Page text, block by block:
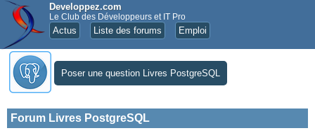
Developpez.com
Le Club des Développeurs et IT Pro
Actus Liste des forums Emploi
Poser une question Livres PostgreSQL
Forum Livres PostgreSQL